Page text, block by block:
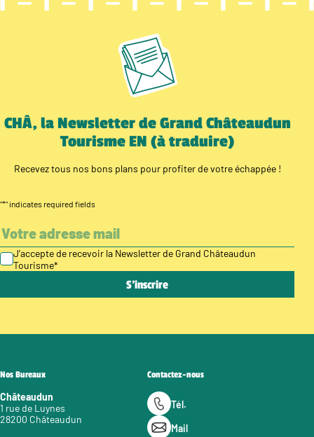
CHÂ, la Newsletter de Grand Châteaudun
Tourisme EN (à traduire)
Recevez tous nos bons plans pour profiter de votre échappée !
"*" indicates required fields
J’accepte de recevoir la Newsletter de Grand Châteaudun
Tourisme*
Nos Bureaux
Châteaudun
1 rue de Luynes
28200 Châteaudun
Contactez-nous
Tél.
Mail